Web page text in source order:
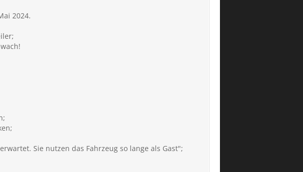
2024.
Sie nutzen das Fahrzeug so lange als Gast";